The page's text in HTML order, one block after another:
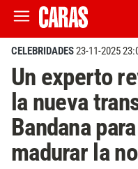
CELEBRIDADES23-11-2025
Un experto
la nueva
Bandana
madurar la